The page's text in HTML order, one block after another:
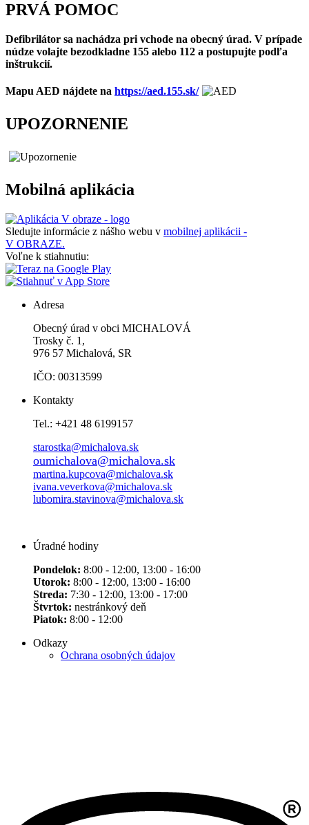
PRVÁ POMOC
Defibrilátor sa nachádza pri vchode na obecný úrad. V prípade
núdze volajte bezodkladne 155 alebo 112 a postupujte podľa
inštrukcií.
Mapu AED nájdete na https://aed.155.sk/
UPOZORNENIE
Mobilná aplikácia
Sledujte informácie z nášho webu v mobilnej aplikácii -
V OBRAZE.
Voľne k stiahnutiu:
Adresa
Obecný úrad v obci MICHALOVÁ
Trosky č. 1,
976 57 Michalová, SR
IČO: 00313599
Kontakty
Tel.: +421 48 6199157
starostka@michalova.sk
oumichalova@michalova.sk
martina.kupcova@michalova.sk
ivana.veverkova@michalova.sk
lubomira.stavinova@michalova.sk
Úradné hodiny
Pondelok: 8:00 - 12:00, 13:00 - 16:00
Utorok: 8:00 - 12:00, 13:00 - 16:00
Streda: 7:30 - 12:00, 13:00 - 17:00
Štvrtok: nestránkový deň
Piatok: 8:00 - 12:00
Odkazy
Ochrana osobných údajov